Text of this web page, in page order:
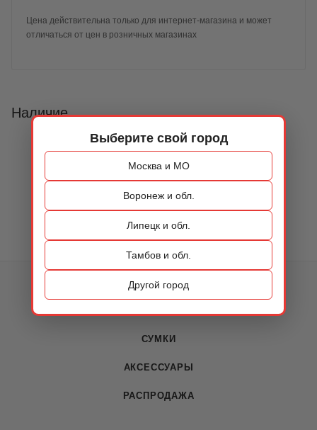
Выберите свой город
Москва и МО
Воронеж и обл.
Липецк и обл.
Тамбов и обл.
Другой город
Цена действительна только для интернет-магазина и может
отличаться от цен в розничных магазинах
Наличие
КАТАЛОГ
СУМКИ
АКСЕССУАРЫ
РАСПРОДАЖА